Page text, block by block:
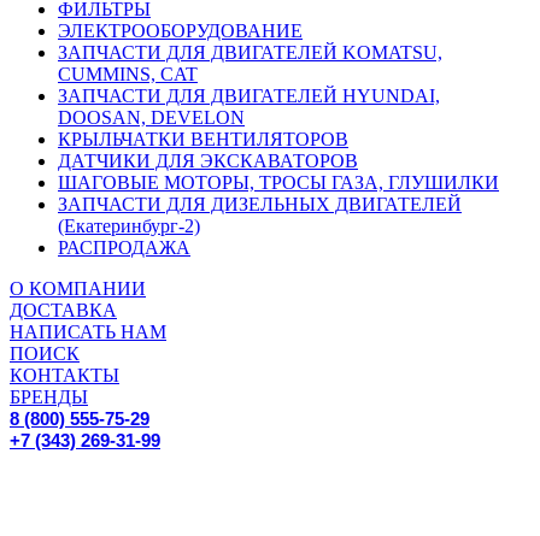
ФИЛЬТРЫ
ЭЛЕКТРООБОРУДОВАНИЕ
ЗАПЧАСТИ ДЛЯ ДВИГАТЕЛЕЙ KOMATSU,
CUMMINS, CAT
ЗАПЧАСТИ ДЛЯ ДВИГАТЕЛЕЙ HYUNDAI,
DOOSAN, DEVELON
КРЫЛЬЧАТКИ ВЕНТИЛЯТОРОВ
ДАТЧИКИ ДЛЯ ЭКСКАВАТОРОВ
ШАГОВЫЕ МОТОРЫ, ТРОСЫ ГАЗА, ГЛУШИЛКИ
ЗАПЧАСТИ ДЛЯ ДИЗЕЛЬНЫХ ДВИГАТЕЛЕЙ
(Екатеринбург-2)
РАСПРОДАЖА
О КОМПАНИИ
ДОСТАВКА
НАПИСАТЬ НАМ
ПОИСК
КОНТАКТЫ
БРЕНДЫ
8 (800) 555-75-29
+7 (343) 269-31-99